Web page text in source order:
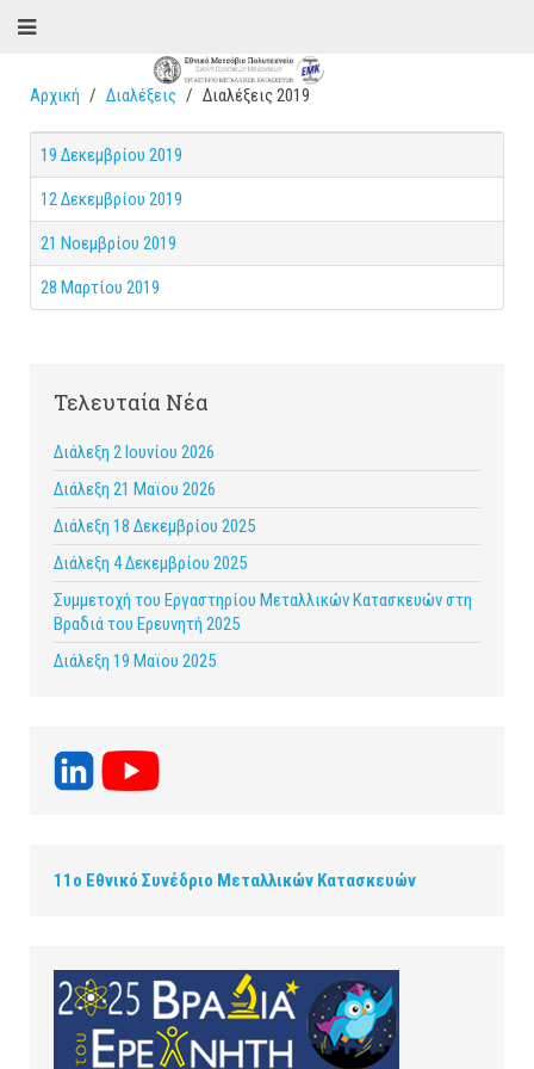
Αρχική Διαλέξεις Διαλέξεις 2019
19 Δεκεμβρίου 2019
12 Δεκεμβρίου 2019
21 Νοεμβρίου 2019
28 Μαρτίου 2019
Τελευταία Νέα
Διάλεξη 2 Ιουνίου 2026
Διάλεξη 21 Μαϊου 2026
Διάλεξη 18 Δεκεμβρίου 2025
Διάλεξη 4 Δεκεμβρίου 2025
Συμμετοχή του Εργαστηρίου Μεταλλικών Κατασκευών στη
Βραδιά του Ερευνητή 2025
Διάλεξη 19 Μαϊου 2025
11ο Εθνικό Συνέδριο Μεταλλικών Κατασκευών